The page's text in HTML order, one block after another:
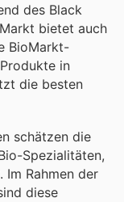
des Black
bietet auch
BioMarkt-
in
die besten
schätzen die
Spezialitäten,
Im Rahmen der
diese